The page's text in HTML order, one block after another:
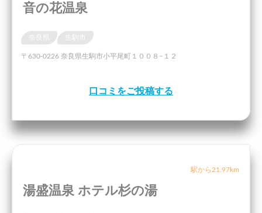
音の花温泉
奈良県
〒630-0226 奈良県生駒市小平尾町１００８−１２
口コミをご投稿する
駅から21.97km
湯盛温泉 ホテル杉の湯